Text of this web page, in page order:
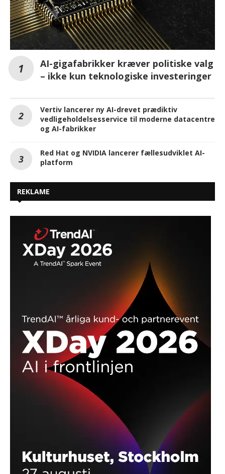
AI-gigafabrikker kræver politiske valg
– ikke kun teknologiske investeringer
Vertiv lancerer ny AI-drevet prædiktiv
vedligeholdelsesservice til moderne datacentre
og AI-fabrikker
Red Hat og NVIDIA lancerer fællesudviklet AI-
platform
REKLAME